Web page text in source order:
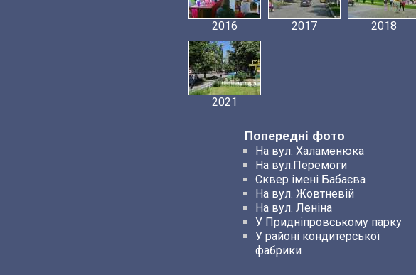
2016 2017 2018
2021
Попередні фото
На вул. Халаменюка
На вул.Перемоги
Сквер імені Бабаєва
На вул. Жовтневій
На вул. Леніна
У Придніпровському парку
У районі кондитерської
фабрики